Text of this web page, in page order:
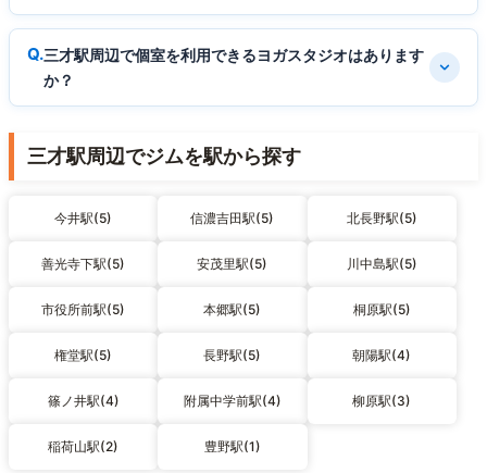
三才駅周辺で個室を利用できるヨガスタジオはあります
か？
三才駅周辺でジムを駅から探す
今井駅(5) 信濃吉田駅(5) 北長野駅(5)
善光寺下駅(5) 安茂里駅(5) 川中島駅(5)
市役所前駅(5) 本郷駅(5) 桐原駅(5)
権堂駅(5) 長野駅(5) 朝陽駅(4)
篠ノ井駅(4) 附属中学前駅(4) 柳原駅(3)
稲荷山駅(2) 豊野駅(1)